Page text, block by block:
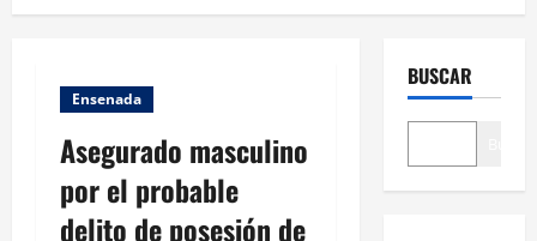
Ensenada
Asegurado masculino
por el probable
delito de posesión de
BUSCAR